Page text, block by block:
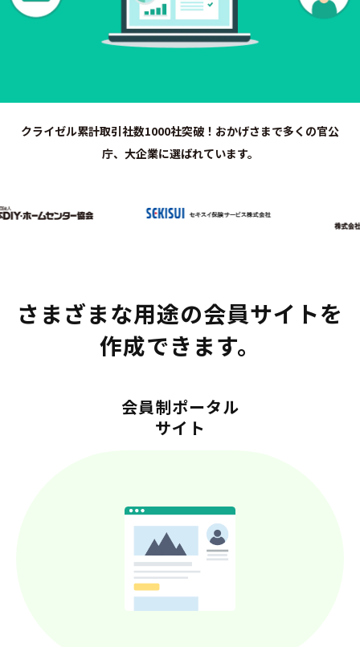
クライゼル累計取引社数1000社突破！おかげさまで多くの官公
庁、大企業に選ばれています。
さまざまな用途の会員サイトを
作成できます。
会員制ポータル
サイト